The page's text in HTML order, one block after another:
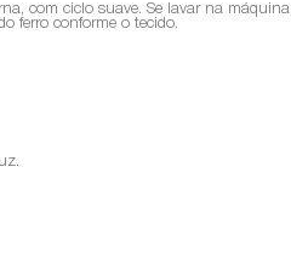
com ciclo suave. Se lavar na
ferro conforme o tecido.